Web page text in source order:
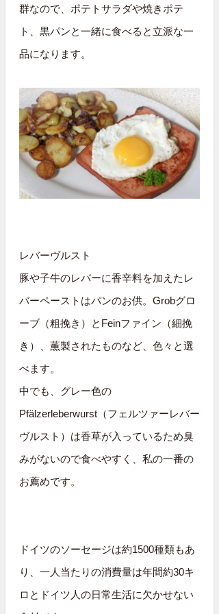
群なので、ポテトサラダや焼きポテ
ト、黒パンと一緒に食べると立派な一
品になります。
レバーヴルスト
豚や子牛のレバーに香辛料を加えたレ
バーペーストはパンのお供。Grobグロ
ーブ（粗挽き）とFeinファイン（細挽
き）、薫製されたものなど、色々と選
べます。
中でも、グレー色の
Pfälzerleberwurst（フェルツァーレバー
ヴルスト）は香草が入っているため臭
みがないので食べやすく、私の一番の
お薦めです。
ドイツのソーセージは約1500種類もあ
り、一人当たりの消費量は年間約30キ
ロとドイツ人の日常生活に欠かせない